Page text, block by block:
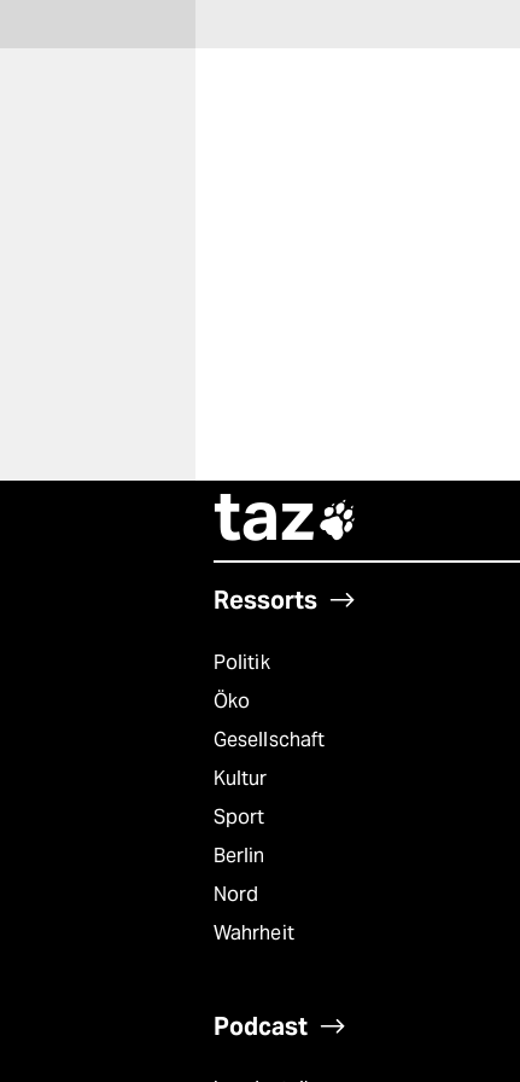
taz
Ressorts
Politik
Öko
Gesellschaft
Kultur
Sport
Berlin
Nord
Wahrheit
Podcast